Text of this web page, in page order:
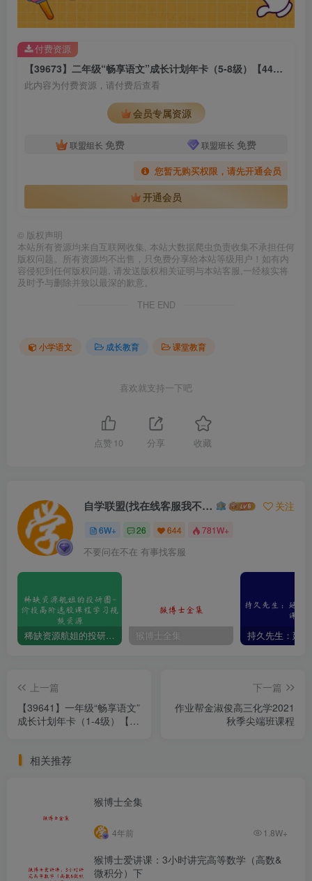
【39673】二年级“畅享语文”成长计划年卡（5-8级）【44讲 杨惠涵】
此内容为付费资源，请付费后查看
会员专属资源
联盟组长 免费 联盟班长 免费
您暂无购买权限，请先开通会员
开通会员
付费资源
© 版权声明
本站所有资源均来自互联网收集, 本站大数据爬虫负责收集不承担任何
版权问题。所有资源均不出售，只免费分享给本站等级用户！如有内
容侵犯到任何版权问题, 请发送版权相关证明与本站客服,一经核实将
及时予与删除并致以最深的歉意。
THE END
小学语文 成长教育 课堂教育
喜欢就支持一下吧
点赞 10 分享 收藏
自学联盟(找在线客服我不回信息的) 关注
6W+ 26 644 781W+
不要问在不在 有事找客服
稀缺资源航姐的投研圈-价投高阶选股课程学习视频资源 猴博士全集
上一篇
【39641】一年级“畅享语文”
成长计划年卡（1-4级）【44
下一篇
作业帮金淑俊高三化学2021
秋季尖端班课程
相关推荐
猴博士全集
4年前 1.8W+
猴博士爱讲课：3小时讲完高等数学（高数&
微积分）下